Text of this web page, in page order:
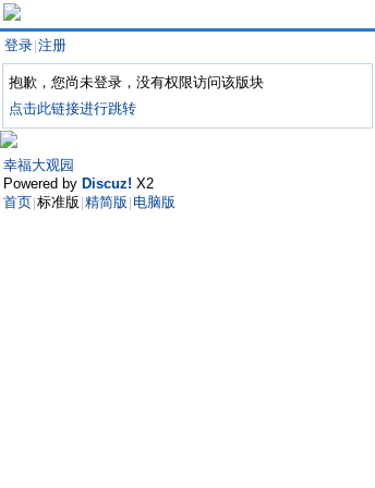
登录 注册
抱歉，您尚未登录，没有权限访问该版块
点击此链接进行跳转
幸福大观园
Powered by Discuz! X2
首页 标准版 精简版 电脑版